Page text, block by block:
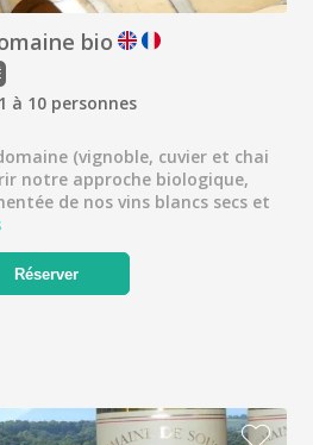
bio
à 10 personnes
(vignoble, cuvier et chai
notre approche biologique,
de nos vins blancs secs et
Réserver